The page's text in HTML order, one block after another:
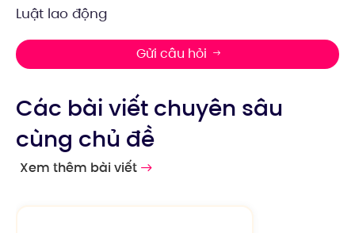
Luật lao động
Gửi câu hỏi
Các bài viết chuyên sâu
cùng chủ đề
Xem thêm bài viết